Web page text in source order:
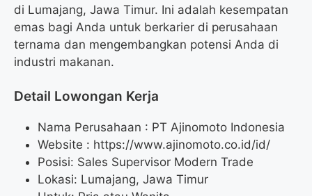
di Lumajang, Jawa Timur. Ini adalah kesempatan
emas bagi Anda untuk berkarier di perusahaan
ternama dan mengembangkan potensi Anda di
industri makanan.
Detail Lowongan Kerja
Nama Perusahaan : PT Ajinomoto Indonesia
Website : https://www.ajinomoto.co.id/id/
Posisi: Sales Supervisor Modern Trade
Lokasi: Lumajang, Jawa Timur